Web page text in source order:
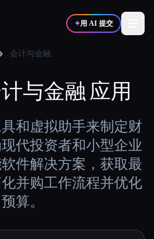
✦用 AI 提交
🎨设计师
📈营销
🎬创作者
会计与金融
与金融应用
和虚拟助手来制定财
代投资者和小型企业
件解决方案，获取最
并购工作流程并优化
预算。